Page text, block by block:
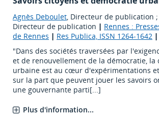
Agnès Deboulet, Directeur de publication ;
Directeur de publication | Rennes :
de Rennes | Res Publica, ISSN 1264-1642 |
"Dans des sociétés traversées par
et de renouvellement de la démocratie, la
urbaine est au cœur d'expérimentations
sur la part que peuvent jouer les savoirs
une gouvernante parti[...]
Plus d'information...